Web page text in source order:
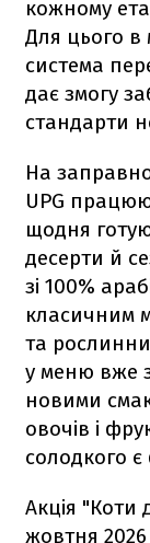
кожному
Для цього в
система
дає змогу
стандарти
На
UPG
щодня
десерти й
зі 100%
класичним
та
у меню вже
новими
овочів і
солодкого
Акція "Коти
жовтня